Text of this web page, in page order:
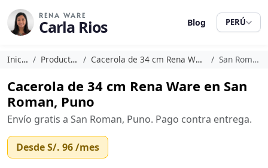
RENA WARE
Carla Rios Blog PERÚ
Inicio Productos Cacerola de 34 cm Rena Ware San Roman
Cacerola de 34 cm Rena Ware en San
Roman, Puno
Envío gratis a San Roman, Puno. Pago contra entrega.
DesdeS/. 96/mes